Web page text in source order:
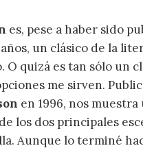
es, pese a haber sido
años, un clásico de la
O quizá es tan sólo un
me sirven.
en 1996, nos muestra
los dos principales
Aunque lo terminé